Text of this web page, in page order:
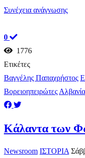
Συνέχεια ανάγνωσης
0
1776
Ετικέτες
Βαγγέλης Παπαχρήστος
Βορειοηπειρώτες Αλβανία
Κάλαντα των
Newsroom ΙΣΤΟΡΙΑ